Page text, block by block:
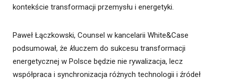
kontekście transformacji przemysłu i energetyki.
Paweł Łączkowski, Counsel w kancelarii White&Case
podsumował, że kluczem do sukcesu transformacji
energetycznej w Polsce będzie nie rywalizacja, lecz
współpraca i synchronizacja różnych technologii i źródeł